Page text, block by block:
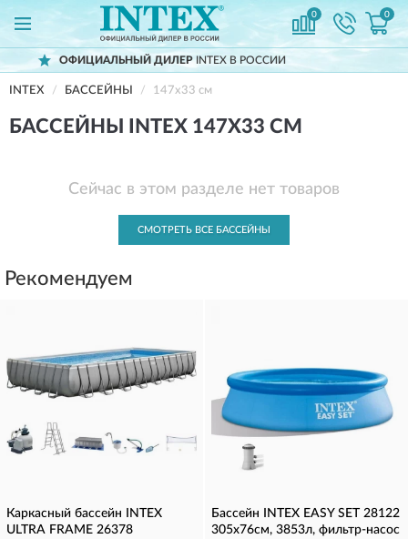
0 0
ДИЛЕРINTEX В РОССИИ
INTEX БАССЕЙНЫ 147x33 см
БАССЕЙНЫ INTEX 147X33 СМ
Сейчас в этом разделе нет товаров
СМОТРЕТЬ ВСЕ БАССЕЙНЫ
Рекомендуем
Каркасный бассейн INTEX
ULTRA FRAME 26378
Бассейн INTEX EASY SET 28122
305х76см, 3853л, фильтр-насос